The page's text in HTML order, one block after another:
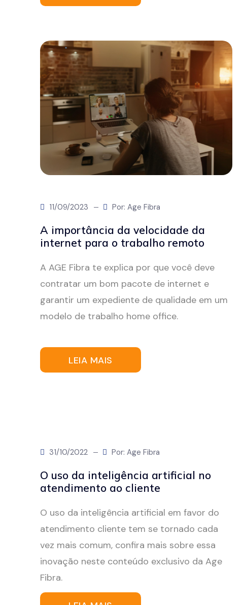
11/09/2023 Por: Age Fibra
A importância da velocidade da
internet para o trabalho remoto
A AGE Fibra te explica por que você deve
contratar um bom pacote de internet e
garantir um expediente de qualidade em um
modelo de trabalho home office.
LEIA MAIS
31/10/2022 Por: Age Fibra
O uso da inteligência artificial no
atendimento ao cliente
O uso da inteligência artificial em favor do
atendimento cliente tem se tornado cada
vez mais comum, confira mais sobre essa
inovação neste conteúdo exclusivo da Age
Fibra.